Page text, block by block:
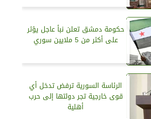
حكومة دمشق تعلن نبأ عاجل يؤثر
على أكثر من 5 ملايين سوري
الرئاسة السورية ترفض تدخل أي
قوى خارجية تجر دولتها إلى حرب
أهلية